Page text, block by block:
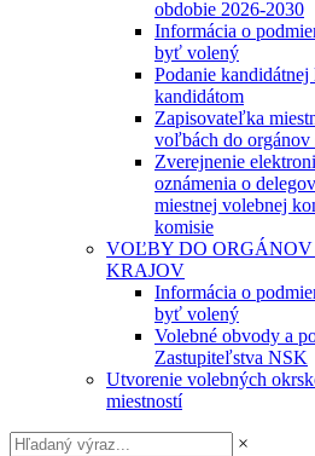
obdobie 2026-2030
Informácia o
byť volený
Podanie
kandidátom
Zapisovateľka
voľbách do orgánov
Zverejnenie
oznámenia o
miestnej volebnej
komisie
VOĽBY DO
KRAJOV
Informácia o
byť volený
Volebné obvody a
Zastupiteľstva NSK
Utvorenie volebných
miestností
×